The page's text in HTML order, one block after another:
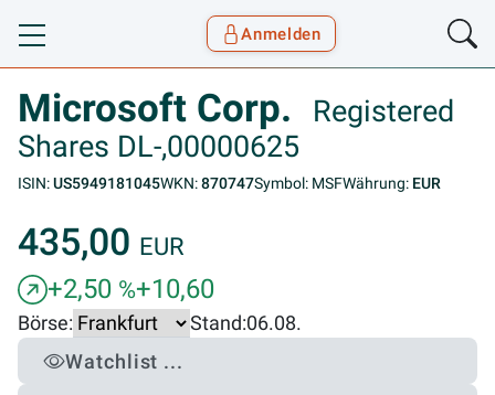
Toggle navigation
Anmelden
Microsoft Corp.
Registered
Shares DL-,00000625
ISIN:US5949181045WKN:870747Symbol: MSFWährung: EUR
435,00 EUR
+2,50 %+10,60
Börse: Stand:06.08.
Watchlist ...